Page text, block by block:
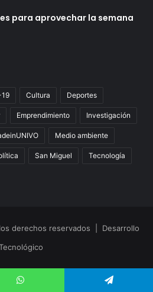
para aprovechar la semana
Cultura Deportes
Emprendimiento Investigación
Medio ambiente
San Miguel Tecnología
derechos reservados | Desarrollo